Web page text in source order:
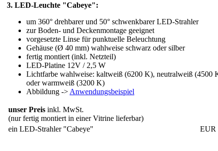
3. LED-Leuchte "Cabeye":
um 360° drehbarer und 50° schwenkbarer LED-Strahler
zur Boden- und Deckenmontage geeignet
vorgesetzte Linse für punktuelle Beleuchtung
Gehäuse (Ø 40 mm) wahlweise schwarz oder silber
fertig montiert (inkl. Netzteil)
LED-Platine 12V / 2,5 W
Lichtfarbe wahlweise: kaltweiß (6200 K), neutralweiß (4500
oder warmweiß (3200 K)
Abbildung -> Anwendungsbeispiel
unser Preis inkl. MwSt.
(nur fertig montiert in einer Vitrine lieferbar)
ein LED-Strahler "Cabeye"
EUR